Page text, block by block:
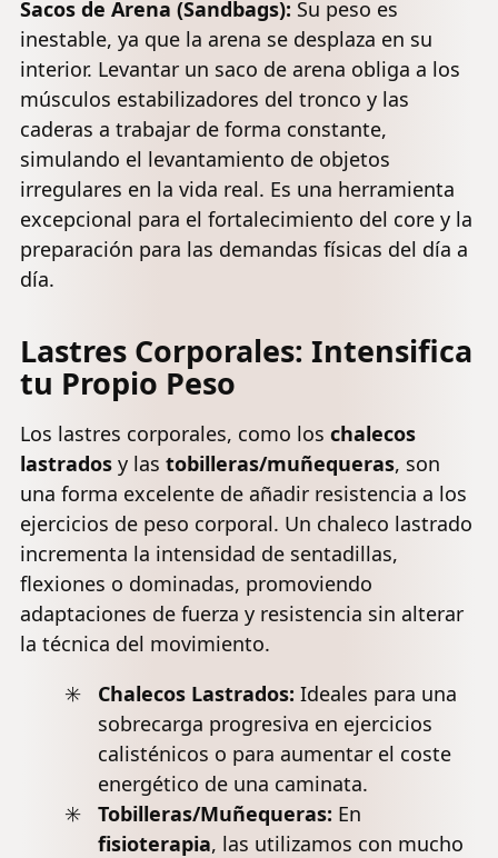
Sacos de Arena (Sandbags): Su peso es
inestable, ya que la arena se desplaza en su
interior. Levantar un saco de arena obliga a los
músculos estabilizadores del tronco y las
caderas a trabajar de forma constante,
simulando el levantamiento de objetos
irregulares en la vida real. Es una herramienta
excepcional para el fortalecimiento del core y la
preparación para las demandas físicas del día a
día.
Lastres Corporales: Intensifica
tu Propio Peso
Los lastres corporales, como los chalecos
lastrados y las tobilleras/muñequeras, son
una forma excelente de añadir resistencia a los
ejercicios de peso corporal. Un chaleco lastrado
incrementa la intensidad de sentadillas,
flexiones o dominadas, promoviendo
adaptaciones de fuerza y resistencia sin alterar
la técnica del movimiento.
Chalecos Lastrados: Ideales para una
sobrecarga progresiva en ejercicios
calisténicos o para aumentar el coste
energético de una caminata.
Tobilleras/Muñequeras: En
fisioterapia, las utilizamos con mucho